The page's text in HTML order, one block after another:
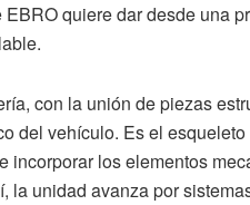
quiere dar desde una
con la unión de piezas
del vehículo. Es el
incorporar los elementos
la unidad avanza por